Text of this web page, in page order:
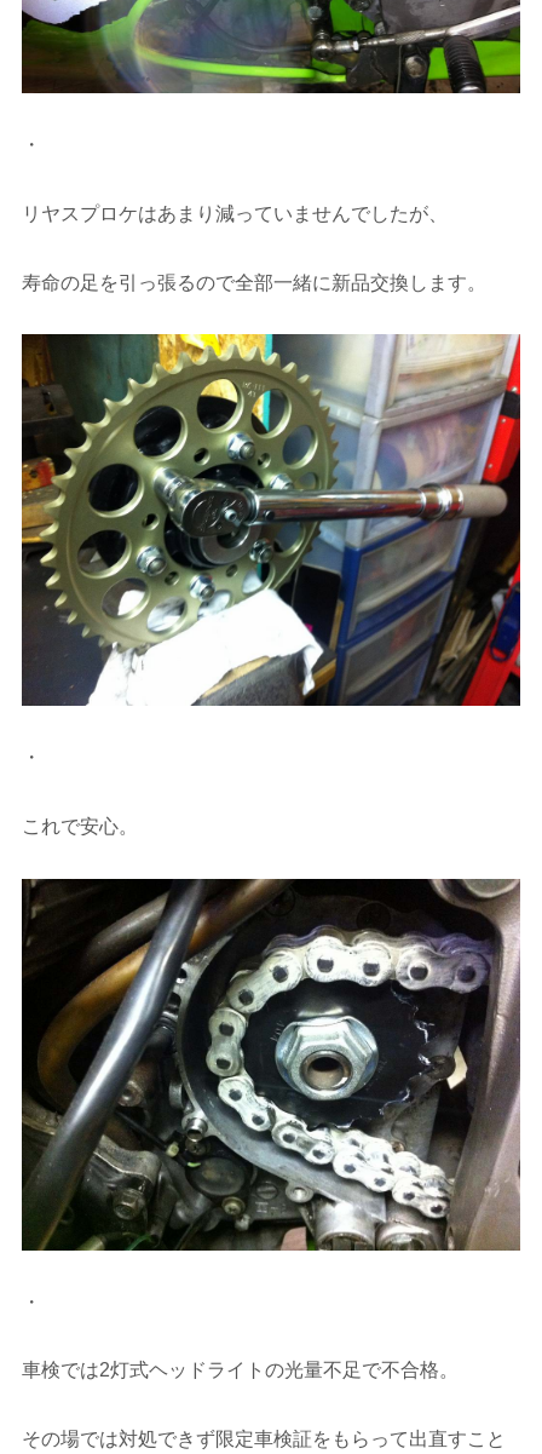
・
リヤスプロケはあまり減っていませんでしたが、
寿命の足を引っ張るので全部一緒に新品交換します。
・
これで安心。
・
車検では2灯式ヘッドライトの光量不足で不合格。
その場では対処できず限定車検証をもらって出直すこと